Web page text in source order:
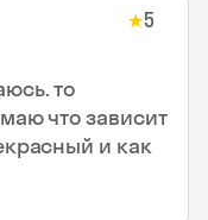
★5
то
что зависит
и как